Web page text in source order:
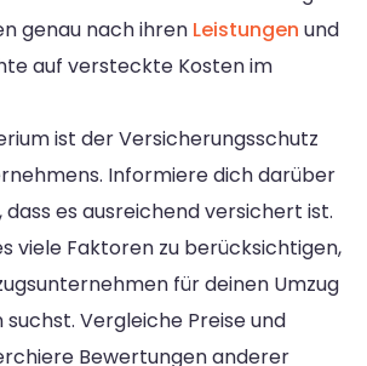
genau nach ihren Leistungen und
auf versteckte Kosten im
ist der Versicherungsschutz
Informiere dich darüber
es ausreichend versichert ist.
viele Faktoren zu berücksichtigen,
für deinen Umzug
Vergleiche Preise und
Bewertungen anderer